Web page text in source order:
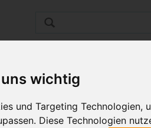
wichtig
und Targeting Technologien,
Diese Technologien